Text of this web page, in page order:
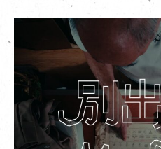
活动场地
活动世界之約
走进南丰纱厂
活化与保育
走进南丰纱厂
CHAT六厂
南丰作坊
其他體驗
到访我们
开放时间及位置
穿梭巴士服务
停车场
NF TOUCH